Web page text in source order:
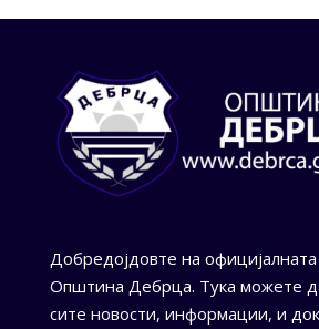
Добредојдовте на
Општина Дебрца. Тука можете
сите новости, информации, и